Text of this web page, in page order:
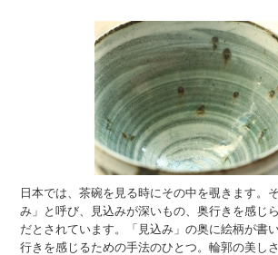
日本では、茶碗を見る時にその中を覗きます。
み」と呼び、見込みが深いもの、奥行きを感じ
だとされています。「見込み」の奥に絵柄が書
行きを感じるための手法のひとつ。輪郭の美し